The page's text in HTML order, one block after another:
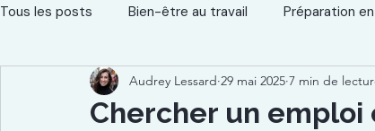
Tous les posts Bien-être au travail Préparation
Développement professionnel Technologie
Chercher un
Audrey Lessard 29 mai 2025 7 min de